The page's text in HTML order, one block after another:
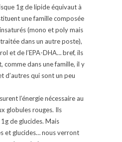
1g de lipide équivaut à
une famille composée
(mono et poly mais
dans un autre poste),
et de l’EPA-DHA… bref, ils
comme dans une famille, il y
d’autres qui sont un peu
l’énergie nécessaire au
globules rouges. Ils
de glucides. Mais
et glucides… nous verront